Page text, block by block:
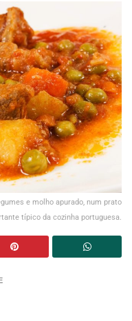
e molho apurado, num prato
típico da cozinha portuguesa.